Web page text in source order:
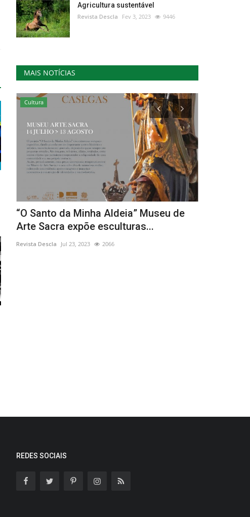
Agricultura sustentável
Revista Descla Fev 3, 2023 9446
MAIS NOTÍCIAS
Cultura
“O Santo da Minha Aldeia” Museu de
Arte Sacra expõe esculturas...
Revista Descla Jul 23, 2023 2066
REDES SOCIAIS